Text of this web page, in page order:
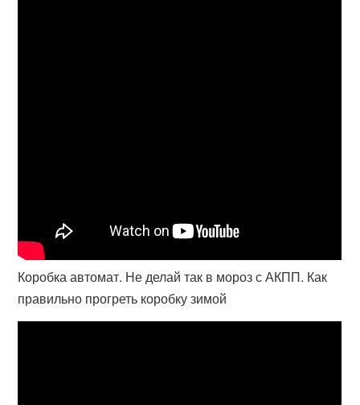
Коробка автомат. Не делай так в мороз с АКПП. Как
правильно прогреть коробку зимой